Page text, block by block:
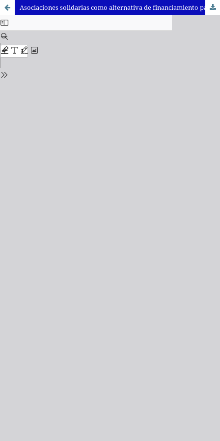
Asociaciones solidarias como alternativa de financiamiento para MIPYMES: estudio de caso Mutual Molino